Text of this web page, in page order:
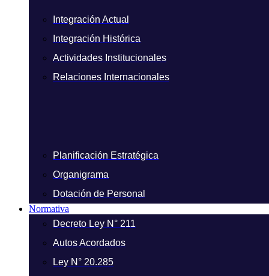
Integración Actual
Integración Histórica
Actividades Institucionales
Relaciones Internacionales
Planificación Estratégica
Organigrama
Dotación de Personal
Normativa
Decreto Ley N° 211
Autos Acordados
Ley N° 20.285